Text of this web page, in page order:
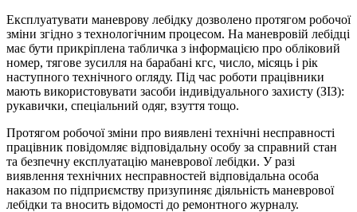
Експлуатувати маневрову лебідку дозволено протягом робочої
зміни згідно з технологічним процесом. На маневровій лебідці
має бути прикріплена табличка з інформацією про обліковий
номер, тягове зусилля на барабані кгс, число, місяць і рік
наступного технічного огляду. Під час роботи працівники
мають використовувати засоби індивідуального захисту (ЗІЗ):
рукавички, спеціальний одяг, взуття тощо.
Протягом робочої зміни про виявлені технічні несправності
працівник повідомляє відповідальну особу за справний стан
та безпечну експлуатацію маневрової лебідки. У разі
виявлення технічних несправностей відповідальна особа
наказом по підприємству призупиняє діяльність маневрової
лебідки та вносить відомості до ремонтного журналу.